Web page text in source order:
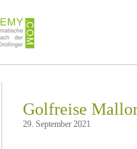
Golfreise
29. September 2021